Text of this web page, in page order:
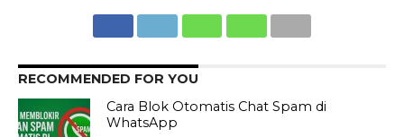
RECOMMENDED FOR YOU
Cara Blok Otomatis Chat Spam di
WhatsApp